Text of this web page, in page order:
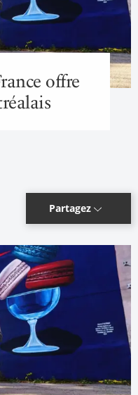
offre
Partagez